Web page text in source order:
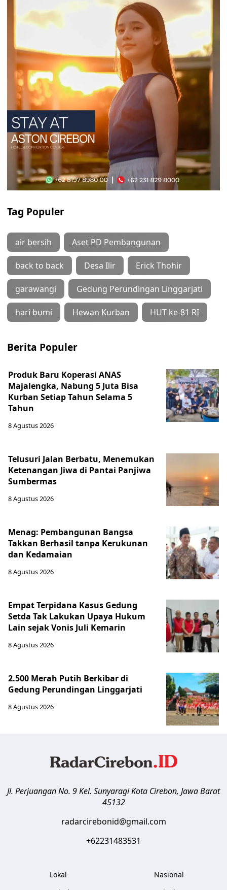
Tag Populer
air bersih Aset PD Pembangunan
back to back Desa Ilir Erick Thohir
garawangi Gedung Perundingan Linggarjati
hari bumi Hewan Kurban HUT ke-81 RI
Berita Populer
Produk Baru Koperasi ANAS
Majalengka, Nabung 5 Juta Bisa
Kurban Setiap Tahun Selama 5
Tahun
8 Agustus 2026
Telusuri Jalan Berbatu, Menemukan
Ketenangan Jiwa di Pantai Panjiwa
Sumbermas
8 Agustus 2026
Menag: Pembangunan Bangsa
Takkan Berhasil tanpa Kerukunan
dan Kedamaian
8 Agustus 2026
Empat Terpidana Kasus Gedung
Setda Tak Lakukan Upaya Hukum
Lain sejak Vonis Juli Kemarin
8 Agustus 2026
2.500 Merah Putih Berkibar di
Gedung Perundingan Linggarjati
8 Agustus 2026
Jl. Perjuangan No. 9 Kel. SunyaragiKota Cirebon, Jawa Barat
45132
radarcirebonid@gmail.com
+62231483531
Lokal
Nasional